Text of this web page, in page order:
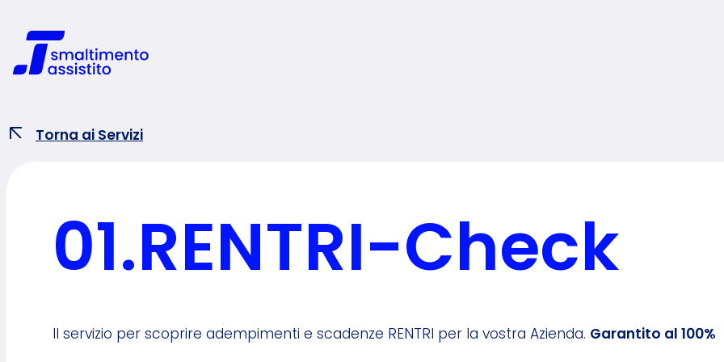
contenuto
Torna ai Servizi
01.RENTRI-Check
Il servizio per scoprire adempimenti e scadenze RENTRI per la vostra Azienda. Garantito al 100%